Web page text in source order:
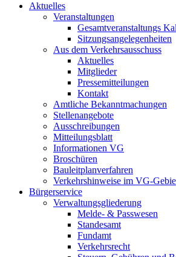
Aktuelles
Veranstaltungen
Gesamtveranstaltungs
Sitzungsangelegenheiten
Aus dem Verkehrsausschuss
Aktuelles
Mitglieder
Pressemitteilungen
Kontakt
Amtliche Bekanntmachungen
Stellenangebote
Ausschreibungen
Mitteilungsblatt
Informationen VG
Broschüren
Bauleitplanverfahren
Verkehrshinweise im VG-
Bürgerservice
Verwaltungsgliederung
Melde- & Passwesen
Standesamt
Fundamt
Verkehrsrecht